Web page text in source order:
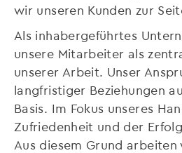
wir unseren Kunden zur
Als inhabergeführtes
unsere Mitarbeiter als
unserer Arbeit. Unser
langfristiger Beziehungen
Basis. Im Fokus unseres
Zufriedenheit und der
Aus diesem Grund